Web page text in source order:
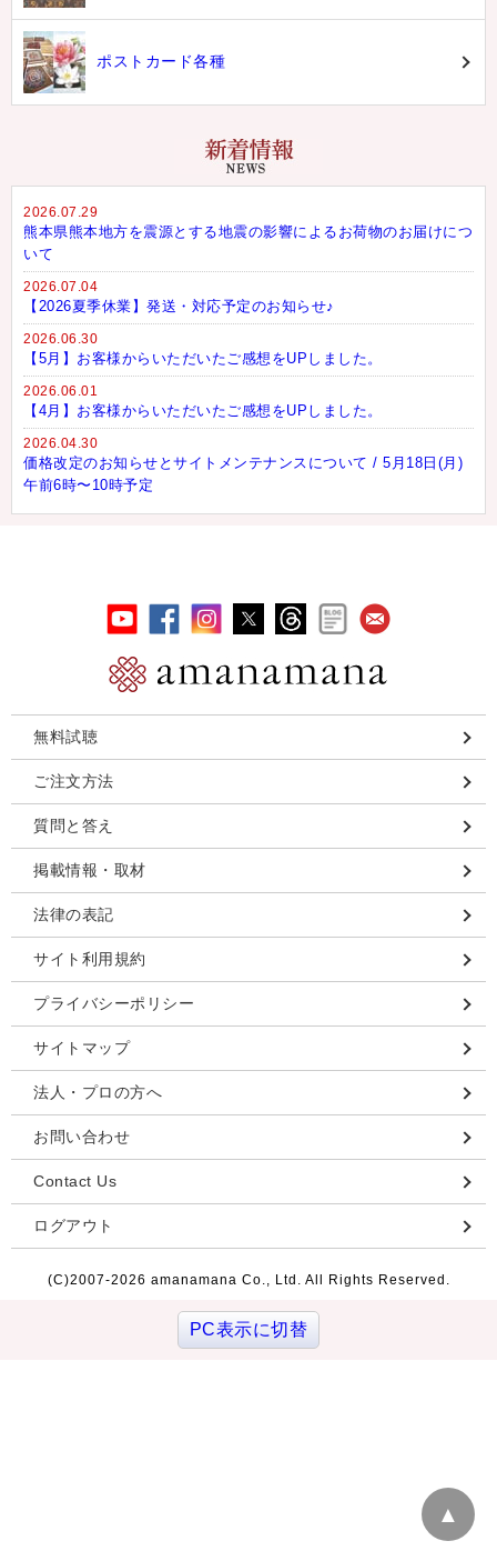
ポストカード各種
2026.07.29
熊本県熊本地方を震源とする地震の影響によるお荷物のお届けにつ
いて
2026.07.04
【2026夏季休業】発送・対応予定のお知らせ♪
2026.06.30
【5月】お客様からいただいたご感想をUPしました。
2026.06.01
【4月】お客様からいただいたご感想をUPしました。
2026.04.30
価格改定のお知らせとサイトメンテナンスについて / 5月18日(月)
午前6時〜10時予定
無料試聴
ご注文方法
質問と答え
掲載情報・取材
法律の表記
サイト利用規約
プライバシーポリシー
サイトマップ
法人・プロの方へ
お問い合わせ
Contact Us
ログアウト
▲
(C)2007-2026 amanamana Co., Ltd. All Rights Reserved.
PC表示に切替